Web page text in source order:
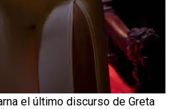
el último discurso de Greta